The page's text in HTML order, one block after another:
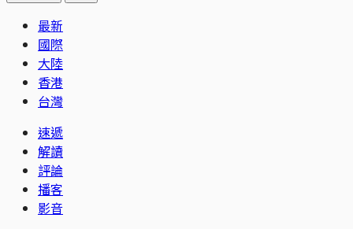
最新
國際
大陸
香港
台灣
速遞
解讀
評論
播客
影音